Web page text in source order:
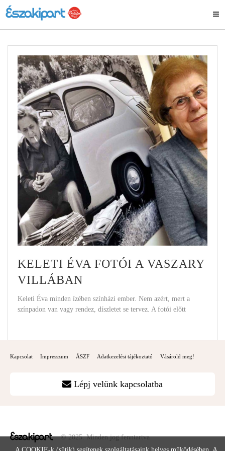
KELETI ÉVA FOTÓI A VASZARY
VILLÁBAN
Keleti Éva minden ízében színházi ember. Nem azért, mert a
színpadon van vagy rendez, díszletet se tervez. A fotói előtt
Kapcsolat Impresszum ÁSZF Adatkezelési tájékoztató Vásárold meg!
Lépj velünk kapcsolatba
© 2025. Minden jog fenntartva